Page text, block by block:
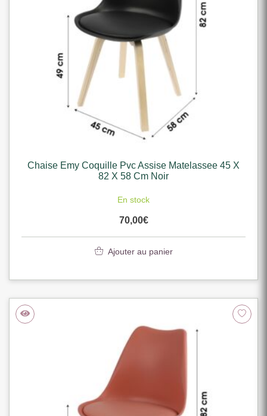
Chaise Emy Coquille Pvc Assise Matelassee 45 X
82 X 58 Cm Noir
En stock
70,00€
Ajouter au panier